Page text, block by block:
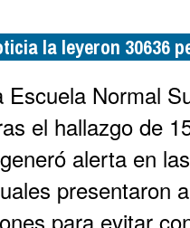
la leyeron 30636
Normal
el hallazgo de
alerta en
presentaron
para evitar